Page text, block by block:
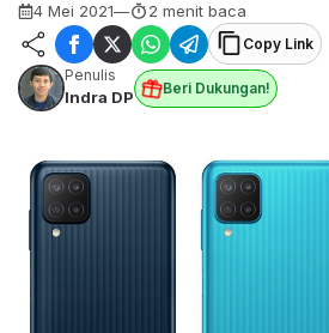
4 Mei 2021— 2 menit baca
Copy Link
Penulis
Indra DP Beri Dukungan!